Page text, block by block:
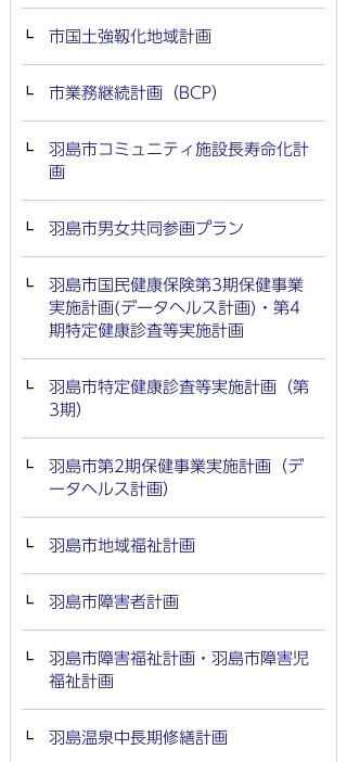
市国土強靱化地域計画
市業務継続計画（BCP）
羽島市コミュニティ施設長寿命化計
画
羽島市男女共同参画プラン
羽島市国民健康保険第3期保健事業
実施計画(データヘルス計画)・第4
期特定健康診査等実施計画
羽島市特定健康診査等実施計画（第
3期）
羽島市第2期保健事業実施計画（デ
ータヘルス計画）
羽島市地域福祉計画
羽島市障害者計画
羽島市障害福祉計画・羽島市障害児
福祉計画
羽島温泉中長期修繕計画